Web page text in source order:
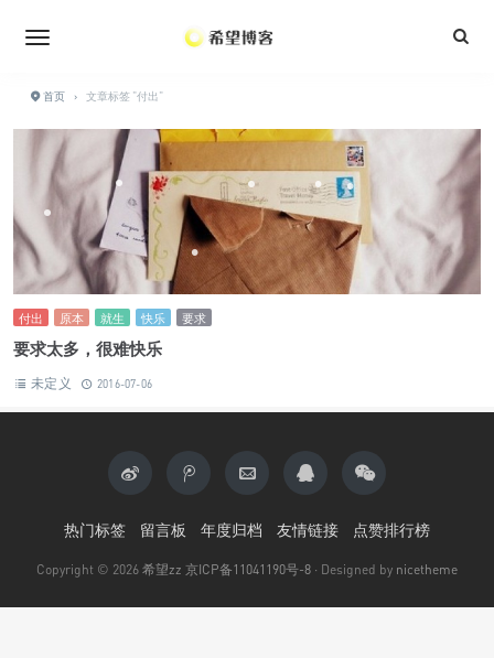
首页 › 文章标签 "付出"
付出 原本 就生 快乐 要求
要求太多，很难快乐
未定义 2016-07-06
热门标签 留言板 年度归档 友情链接 点赞排行榜
Copyright © 2026 希望zz 京ICP备11041190号-8 · Designed by nicetheme
•
•
•
•
•
•